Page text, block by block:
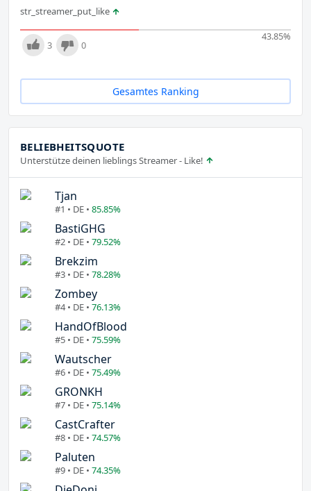
str_streamer_put_like
43.85%
3 0
Gesamtes Ranking
BELIEBHEITSQUOTE
Unterstütze deinen lieblings Streamer - Like!
Tjan
#1 • DE • 85.85%
BastiGHG
#2 • DE • 79.52%
Brekzim
#3 • DE • 78.28%
Zombey
#4 • DE • 76.13%
HandOfBlood
#5 • DE • 75.59%
Wautscher
#6 • DE • 75.49%
GRONKH
#7 • DE • 75.14%
CastCrafter
#8 • DE • 74.57%
Paluten
#9 • DE • 74.35%